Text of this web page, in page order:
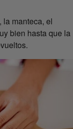
la manteca, el
bien hasta que la